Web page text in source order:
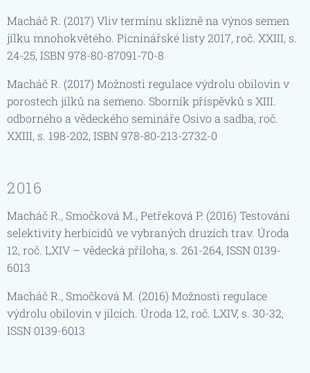
Macháč R. (2017) Vliv termínu sklizně na výnos semen
jílku mnohokvětého. Pícninářské listy 2017, roč. XXIII, s.
24-25, ISBN 978-80-87091-70-8
Macháč R. (2017) Možnosti regulace výdrolu obilovin v
porostech jílků na semeno. Sborník příspěvků s XIII.
odborného a vědeckého semináře Osivo a sadba, roč.
XXIII, s. 198-202, ISBN 978-80-213-2732-0
2016
Macháč R., Smočková M., Petřeková P. (2016) Testování
selektivity herbicidů ve vybraných druzích trav. Úroda
12, roč. LXIV – vědecká příloha, s. 261-264, ISSN 0139-
6013
Macháč R., Smočková M. (2016) Možnosti regulace
výdrolu obilovin v jílcích. Úroda 12, roč. LXIV, s. 30-32,
ISSN 0139-6013